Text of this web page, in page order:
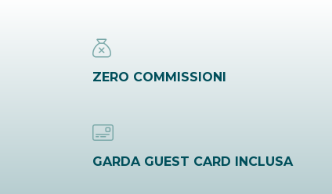
ZERO COMMISSIONI
GARDA GUEST CARD INCLUSA